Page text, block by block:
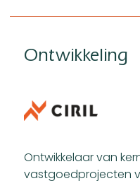
Ontwikkeling
Ontwikkelaar van
vastgoedprojecten